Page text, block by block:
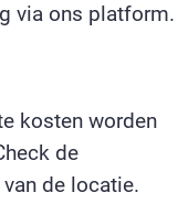
via ons platform.
kosten worden
de
de locatie.